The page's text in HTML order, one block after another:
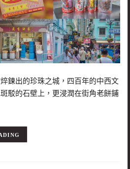
鍊出的珍珠之城，四百年的中西文
駁的石壁上，更浸潤在街角老餅鋪